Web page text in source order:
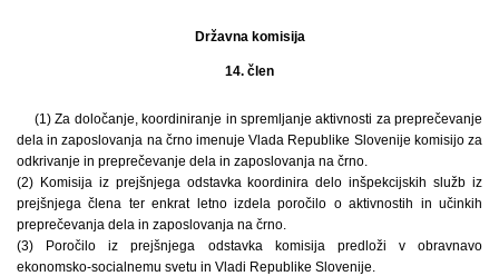
Državna komisija
14. člen
(1) Za določanje, koordiniranje in spremljanje aktivnosti za preprečevanje
dela in zaposlovanja na črno imenuje Vlada Republike Slovenije komisijo za
odkrivanje in preprečevanje dela in zaposlovanja na črno.
(2) Komisija iz prejšnjega odstavka koordinira delo inšpekcijskih služb iz
prejšnjega člena ter enkrat letno izdela poročilo o aktivnostih in učinkih
preprečevanja dela in zaposlovanja na črno.
(3) Poročilo iz prejšnjega odstavka komisija predloži v obravnavo
ekonomsko-socialnemu svetu in Vladi Republike Slovenije.